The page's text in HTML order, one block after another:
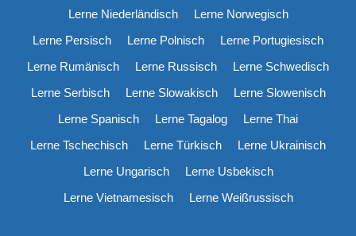
Lerne Niederländisch
Lerne Norwegisch
Lerne Persisch
Lerne Polnisch
Lerne Portugiesisch
Lerne Rumänisch
Lerne Russisch
Lerne Schwedisch
Lerne Serbisch
Lerne Slowakisch
Lerne Slowenisch
Lerne Spanisch
Lerne Tagalog
Lerne Thai
Lerne Tschechisch
Lerne Türkisch
Lerne Ukrainisch
Lerne Ungarisch
Lerne Usbekisch
Lerne Vietnamesisch
Lerne Weißrussisch